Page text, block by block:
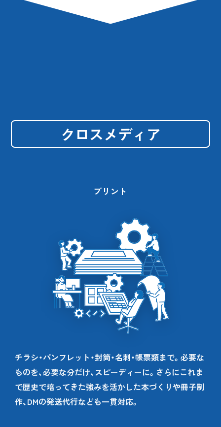
クロスメディア
プリント
チラシ・パンフレット・封筒・名刺・帳票類まで。必要な
ものを、必要な分だけ、スピーディーに。さらにこれま
で歴史で培ってきた強みを活かした本づくりや冊子制
作、DMの発送代行なども一貫対応。